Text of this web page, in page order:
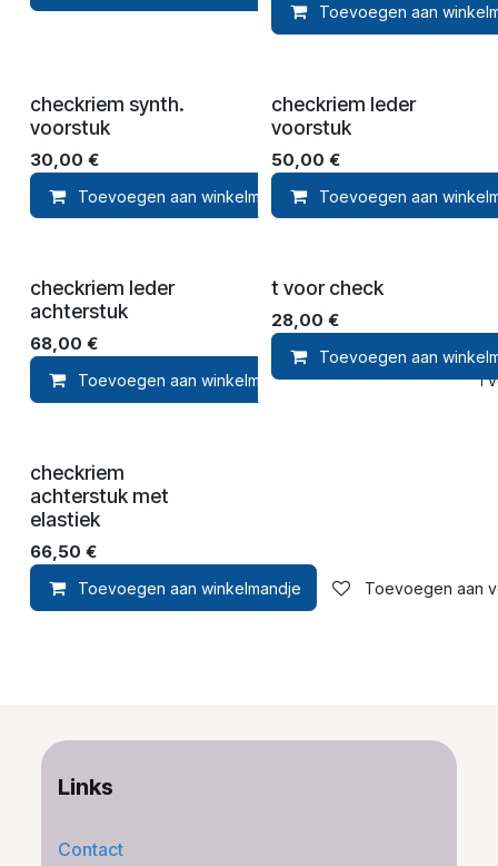
Toevoegen aan
checkriem synth.
voorstuk
30,00 €
Toevoegen aan winkelmandje
checkriem leder
voorstuk
50,00 €
Toevoegen aan
checkriem leder
achterstuk
68,00 €
Toevoegen aan winkelmandje Toevoegen aan
t voor check
28,00 €
Toevoegen aan
checkriem
achterstuk met
elastiek
66,50 €
Toevoegen aan winkelmandje Toevoegen aan
Links
Contact